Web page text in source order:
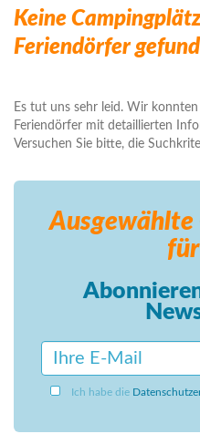
Keine
Feriendörfer
Es tut uns sehr leid. Wir
Feriendörfer mit detaillierten
Versuchen Sie bitte, die
Ausgewählte
für
Ich habe die